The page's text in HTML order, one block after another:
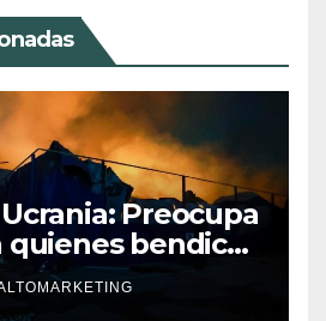
Preocupa
bendicen